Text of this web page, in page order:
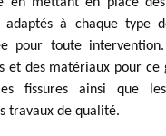
adaptés à chaque type
pour toute intervention.
et des matériaux pour
fissures ainsi que
travaux de qualité.